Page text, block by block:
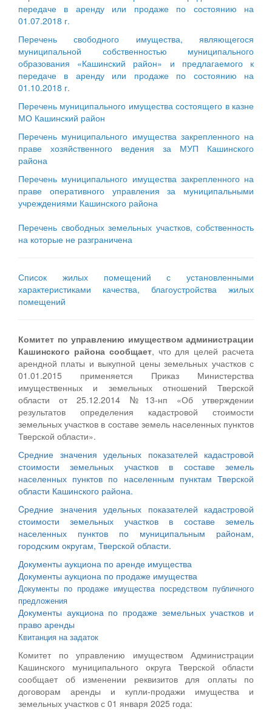
передаче в аренду или продаже по состоянию на
01.07.2018 г.
Перечень свободного имущества, являющегося
муниципальной собственностью муниципального
образования «Кашинский район» и предлагаемого к
передаче в аренду или продаже по состоянию на
01.10.2018 г.
Перечень муниципального имущества состоящего в казне
МО Кашинский район
Перечень муниципального имущества закрепленного на
праве хозяйственного ведения за МУП Кашинского
района
Перечень муниципального имущества закрепленного на
праве оперативного управления за муниципальными
учреждениями Кашинского района
Перечень свободных земельных участков, собственность
на которые не разграничена
Список жилых помещений с установленными
характеристиками качества, благоустройства жилых
помещений
Комитет по управлению имуществом администрации
Кашинского района сообщает, что для целей расчета
арендной платы и выкупной цены земельных участков с
01.01.2015 применяется Приказ Министерства
имущественных и земельных отношений Тверской
области от 25.12.2014 №13-нп «Об утверждении
результатов определения кадастровой стоимости
земельных участков в составе земель населенных пунктов
Тверской области».
Средние значения удельных показателей кадастровой
стоимости земельных участков в составе земель
населенных пунктов по населенным пунктам Тверской
области Кашинского района.
Cредние значения удельных показателей кадастровой
стоимости земельных участков в составе земель
населенных пунктов по муниципальным районам,
городским округам, Тверской области.
Документы аукциона по аренде имущества
Документы аукциона по продаже имущества
Документы по продаже имущества посредством публичного
предложения
Документы аукциона по продаже земельных участков и
право аренды
Квитанция на задаток
Комитет по управлению имуществом Администрации
Кашинского муниципального округа Тверской области
сообщает об изменении реквизитов для оплаты по
договорам аренды и купли-продажи имущества и
земельных участков с 01 января 2025 года: